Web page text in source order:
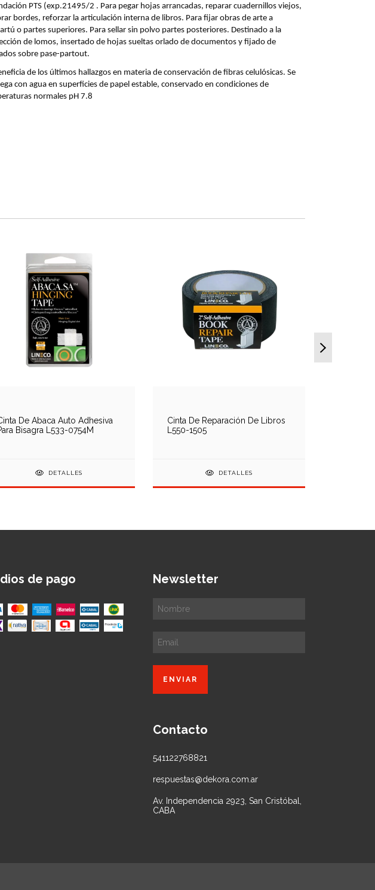
PTS (exp.21495/2 . Para pegar hojas arrancadas, reparar cuadernillos viejos,
bordes, reforzar la articulación interna de libros. Para fijar obras de arte a
o partes superiores. Para sellar sin polvo partes posteriores. Destinado a la
de lomos, insertado de hojas sueltas orlado de documentos y fijado de
sobre pase-partout.
de los últimos hallazgos en materia de conservación de fibras celulósicas. Se
con agua en superficies de papel estable, conservado en condiciones de
normales pH 7.8
De Abaca Auto Adhesiva
Bisagra L533-0754M
DETALLES
Cinta De Reparación De Libros
L550-1505
DETALLES
de pago Newsletter
Contacto
541122768821
respuestas@dekora.com.ar
Av. Independencia 2923, San Cristóbal,
CABA